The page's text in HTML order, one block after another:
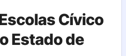
Cívico
Estado de